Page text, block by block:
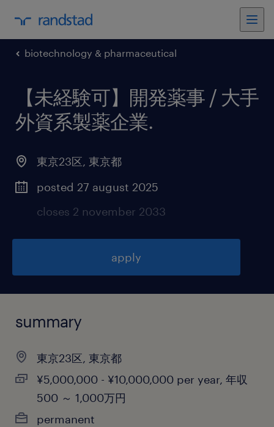
biotechnology & pharmaceutical
【未経験可】開発薬事 / 大手
外資系製薬企業.
東京23区, 東京都
posted 27 august 2025
closes 2 november 2033
apply
summary
東京23区, 東京都
¥5,000,000 - ¥10,000,000 per year, 年収
500 ～ 1,000万円
permanent